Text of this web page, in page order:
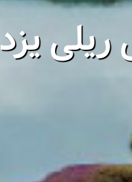
ریلی یزد